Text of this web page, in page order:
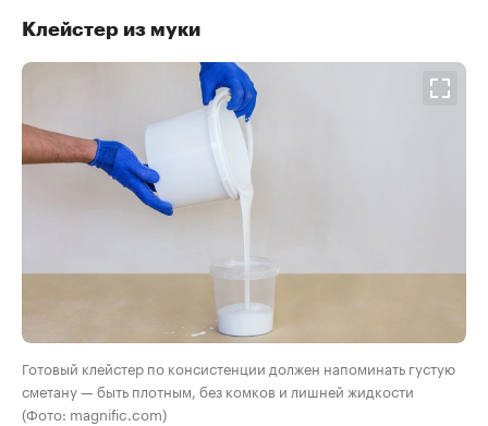
Клейстер из муки
Готовый клейстер по консистенции должен напоминать густую
сметану — быть плотным, без комков и лишней жидкости
(Фото: magnific.com)